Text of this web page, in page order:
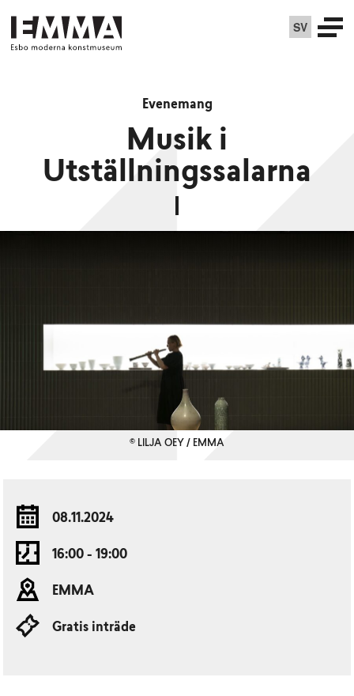
SV
Evenemang
Musik i
Utställningssalarna
© LILJA OEY / EMMA
08.11.2024
16:00 - 19:00
EMMA
Gratis inträde